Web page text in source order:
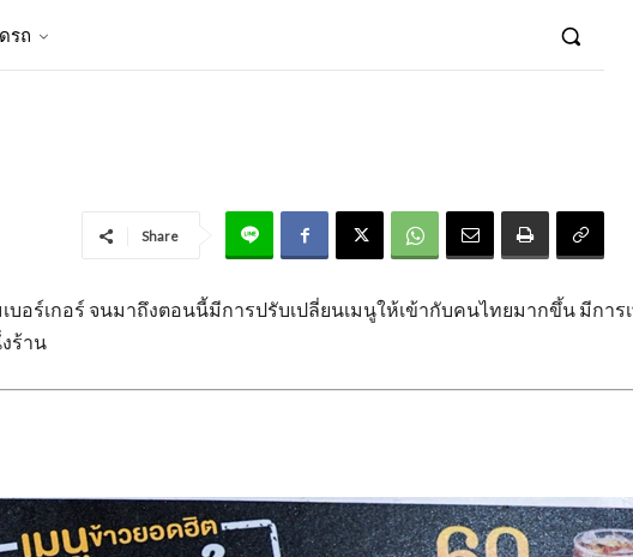
รถ
Share
ร์เกอร์ จนมาถึงตอนนี้มีการปรับเปลี่ยนเมนูให้เข้ากับคนไทยมากขึ้น มีการ
ร้าน